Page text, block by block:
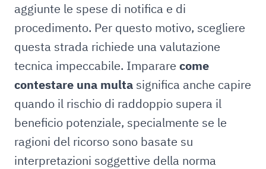
aggiunte le spese di notifica e di
procedimento. Per questo motivo, scegliere
questa strada richiede una valutazione
tecnica impeccabile. Imparare come
contestare una multa significa anche capire
quando il rischio di raddoppio supera il
beneficio potenziale, specialmente se le
ragioni del ricorso sono basate su
interpretazioni soggettive della norma